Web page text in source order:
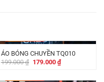
ÁO BÓNG CHUYỀN TQ010
199.000₫ Giá
199.000 ₫.
179.000 ₫Giá
hiện
là: